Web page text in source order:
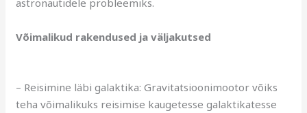
Võimalikud rakendused ja väljakutsed
– Reisimine läbi galaktika: Gravitatsioonimootor võiks
teha võimalikuks reisimise kaugetesse galaktikatesse